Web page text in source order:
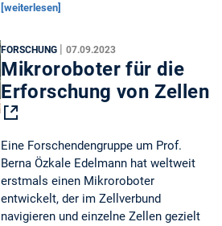
[weiterlesen]
FORSCHUNG |07.09.2023
Mikroroboter für die
Erforschung von Zellen
Eine Forschendengruppe um Prof.
Berna Özkale Edelmann hat weltweit
erstmals einen Mikroroboter
entwickelt, der im Zellverbund
navigieren und einzelne Zellen gezielt